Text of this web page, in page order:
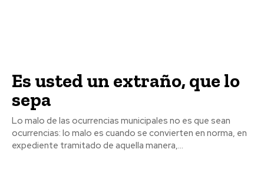
Es usted un extraño, que lo
sepa
Lo malo de las ocurrencias municipales no es que sean
ocurrencias: lo malo es cuando se convierten en norma, en
expediente tramitado de aquella manera,...